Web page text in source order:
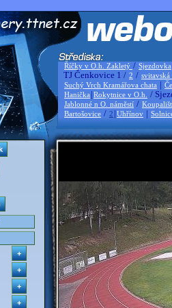
Říčky v O.h. Zakletý / Sjezdovka
TJ Čenkovice 1 / 2 / svitavská
Suchý Vrch Kramářova chata |
Hanička |Rokytnice v O.h. /
Jablonné n O. náměstí /
Bartošovice / 2 |Uhřínov |